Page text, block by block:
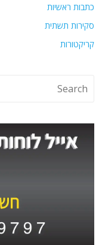
כתבות ראשיות
סקירות תשתית
קריקטורות